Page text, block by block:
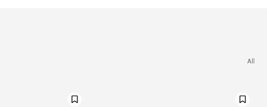
All